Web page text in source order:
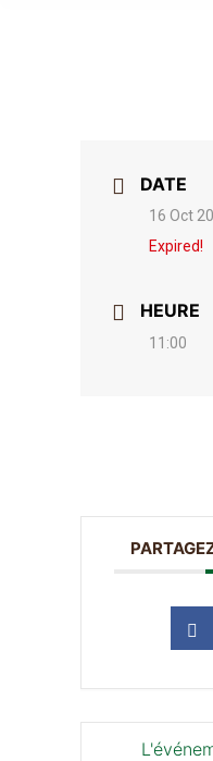
DATE
16 Oct
Expired!
HEURE
11:00